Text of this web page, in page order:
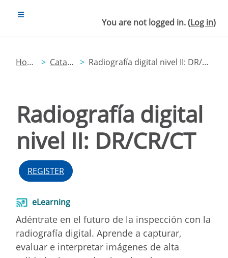
You are not logged in. (Log in)
Home Catalog Radiografía digital nivel II: DR/CR/CT
Radiografía digital
nivel II: DR/CR/CT
REGISTER
eLearning
Adéntrate en el futuro de la inspección con la
radiografía digital. Aprende a capturar,
evaluar e interpretar imágenes de alta